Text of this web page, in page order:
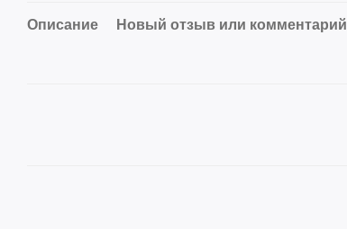
Описание Новый отзыв или комментарий